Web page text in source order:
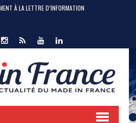
À LA LETTRE D’INFORMATION